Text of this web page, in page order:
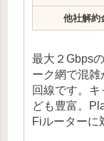
他社解約
最大２Gbps
ーク網で混雑
回線です。
ども豊富。
Fiルーターに